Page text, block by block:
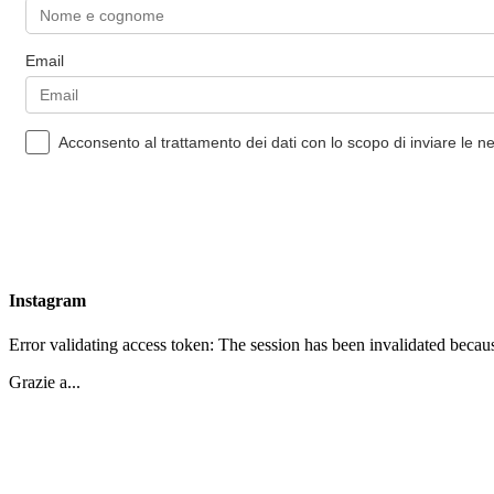
Email
Acconsento al trattamento dei dati con lo scopo di inviare le
Instagram
Error validating access token: The session has been invalidated
Grazie a...